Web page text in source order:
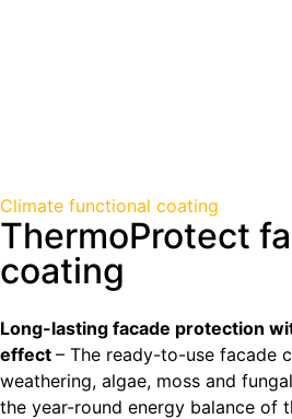
Climate functional coating
ThermoProtect
coating
Long-lasting facade protection
effect – The ready-to-use facade
weathering, algae, moss and
the year-round energy balance of